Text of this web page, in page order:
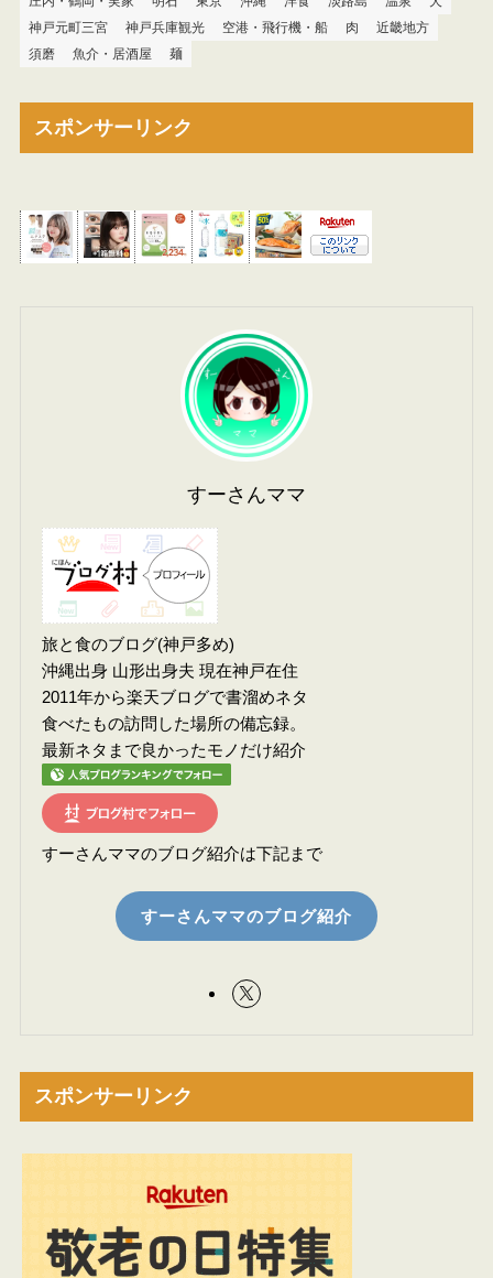
神戸元町三宮
神戸兵庫観光 空港・飛行機・船 肉
近畿地方
須磨
魚介・居酒屋 麺
スポンサーリンク
すーさんママ
旅と食のブログ(神戸多め)
沖縄出身 山形出身夫 現在神戸在住
2011年から楽天ブログで書溜めネタ
食べたもの訪問した場所の備忘録。
最新ネタまで良かったモノだけ紹介
すーさんママのブログ紹介は下記まで
すーさんママのブログ紹介
スポンサーリンク